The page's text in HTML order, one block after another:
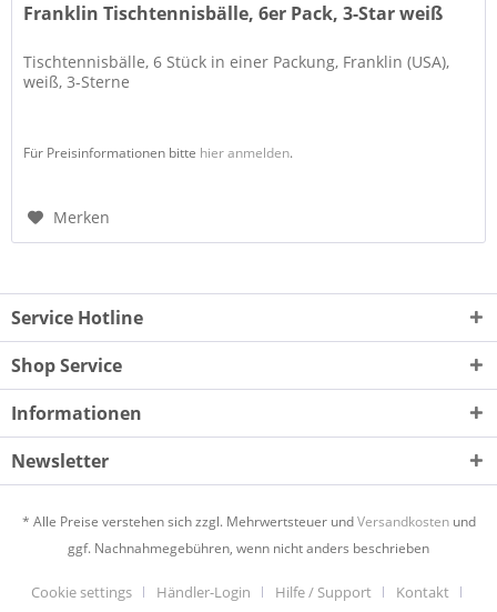
Franklin Tischtennisbälle, 6er Pack, 3-Star weiß
Tischtennisbälle, 6 Stück in einer Packung, Franklin (USA),
weiß, 3-Sterne
Für Preisinformationen bitte hier anmelden.
Merken
Service Hotline
Shop Service
Informationen
Newsletter
* Alle Preise verstehen sich zzgl. Mehrwertsteuer undVersandkostenund
ggf. Nachnahmegebühren, wenn nicht anders beschrieben
Cookie settings Händler-Login Hilfe / Support Kontakt